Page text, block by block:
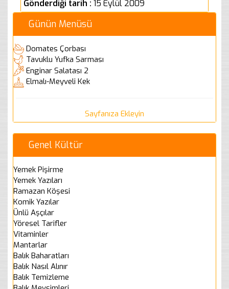
Gönderdiği tarih : 15 Eylül 2009
Günün Menüsü
Domates Çorbası
Tavuklu Yufka Sarması
Enginar Salatası 2
Elmalı-Meyveli Kek
Sayfanıza Ekleyin
Genel Kültür
Yemek Pişirme
Yemek Yazıları
Ramazan Köşesi
Komik Yazılar
Ünlü Aşçılar
Yöresel Tarifler
Vitaminler
Mantarlar
Balık Baharatları
Balık Nasıl Alınır
Balık Temizleme